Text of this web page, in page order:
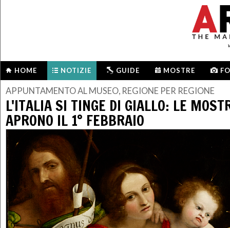
HOME NOTIZIE GUIDE MOSTRE
APPUNTAMENTO AL MUSEO, REGIONE PER REGIONE
L'ITALIA SI TINGE DI GIALLO: LE
APRONO IL 1° FEBBRAIO